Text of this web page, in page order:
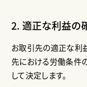
2. 適正な利益の
お取引先の適正な利
先における労働条件
して決定します。